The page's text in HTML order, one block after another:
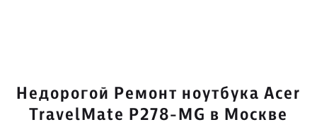
Недорогой Ремонт ноутбука Acer
TravelMate P278-MG в Москве